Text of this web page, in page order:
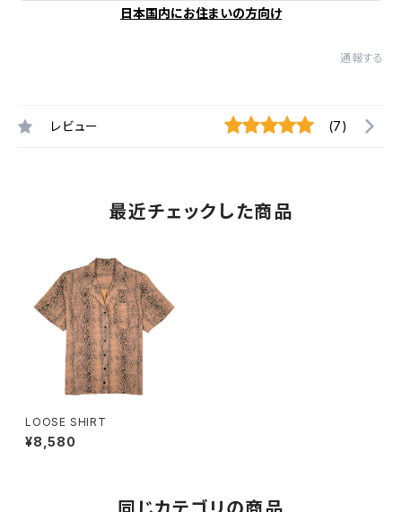
日本国内にお住まいの方向け
通報する
レビュー (7)
最近チェックした商品
LOOSE SHIRT
¥8,580